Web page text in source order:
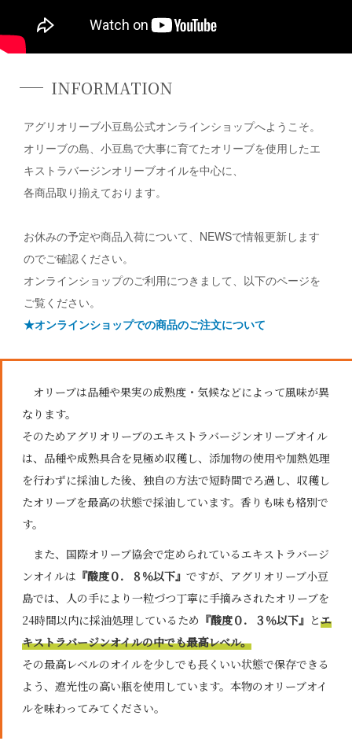
INFORMATION
アグリオリーブ小豆島公式オンラインショップへようこそ。
オリーブの島、小豆島で大事に育てたオリーブを使用したエ
キストラバージンオリーブオイルを中心に、
各商品取り揃えております。
お休みの予定や商品入荷について、NEWSで情報更新します
のでご確認ください。
オンラインショップのご利用につきまして、以下のページを
ご覧ください。
★オンラインショップでの商品のご注文について
オリーブは品種や果実の成熟度・気候などによって風味が異
なります。
そのためアグリオリーブのエキストラバージンオリーブオイル
は、品種や成熟具合を見極め収穫し、添加物の使用や加熱処理
を行わずに採油した後、独自の方法で短時間でろ過し、収穫し
たオリーブを最高の状態で採油しています。香りも味も格別で
す。
また、国際オリーブ協会で定められているエキストラバージ
ンオイルは 『酸度０．８％以下』 ですが、アグリオリーブ小豆
島では、人の手により一粒づつ丁寧に手摘みされたオリーブを
24時間以内に採油処理しているため 『酸度０．３％以下』 とエ
キストラバージンオイルの中でも最高レベル。
その最高レベルのオイルを少しでも長くいい状態で保存できる
よう、遮光性の高い瓶を使用しています。本物のオリーブオイ
ルを味わってみてください。